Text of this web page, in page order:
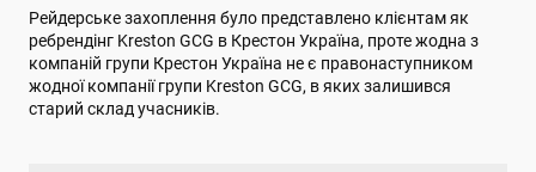
Рейдерське захоплення було представлено клієнтам як
ребрендінг Kreston GCG в Крестон Україна, проте жодна з
компаній групи Крестон Україна не є правонаступником
жодної компанії групи Kreston GCG, в яких залишився
старий склад учасників.